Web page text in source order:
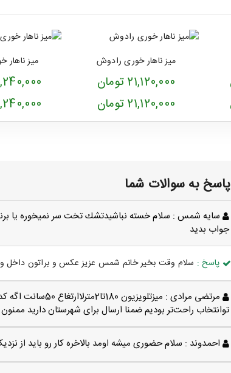
میز ناهار خوری رادوش
21,120,000 تومان
21,120,000 تومان
میز
26,240,000
26,240,000
پاسخ به سوالات شما
سايه شمس : سلام خسته نباشيدتشك تخت سر نميخوره يا
جواب بديد
پاسخ : سلام وقت بخیر خانم شمس عزیز عکس و براتون داخل
مرتضی مرادی :
میزتلویزیون
توانتخاب راحت‌تر بودیم ضمنا ارسال برای شهرستان دارید ممنون
احمدوند : سلام حضوری میشه اومد بالاخره کار رو باید از